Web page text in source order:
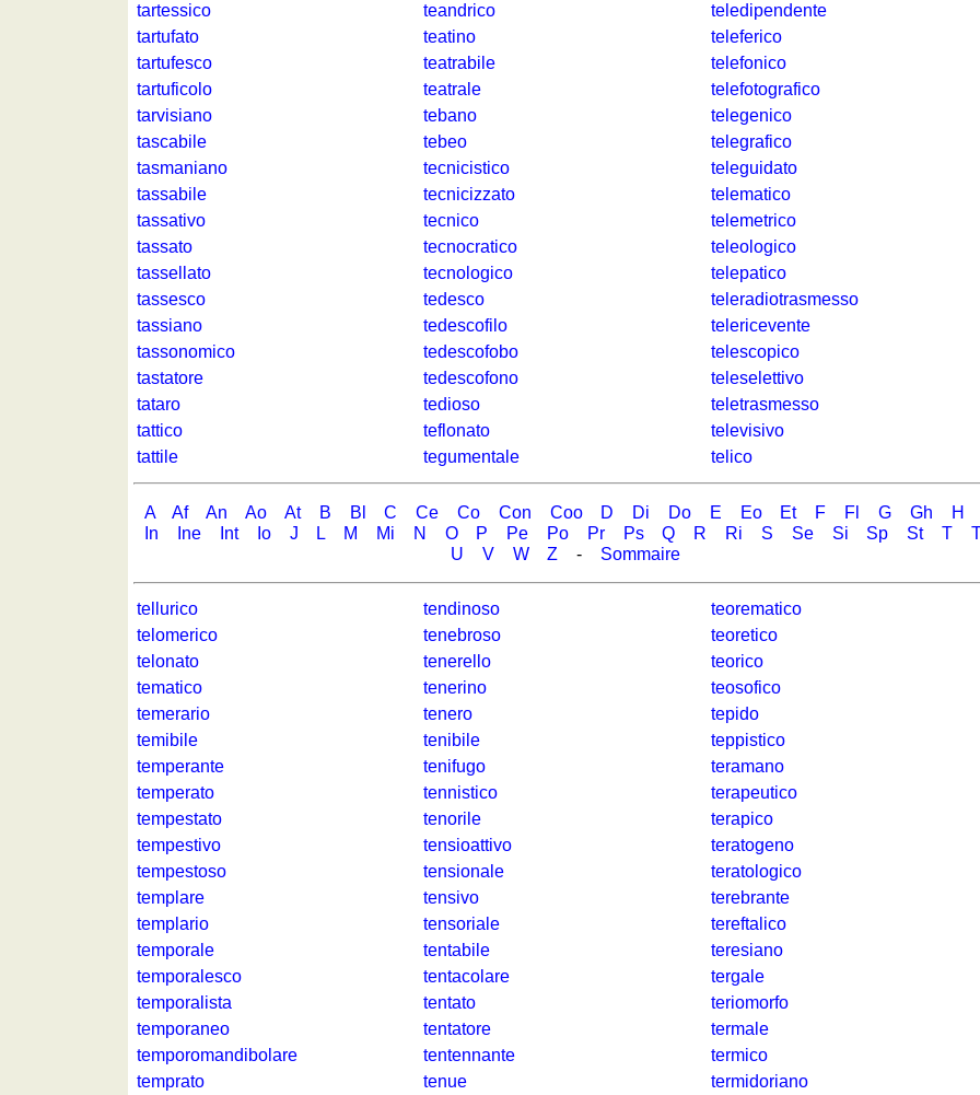
Géographie
géographie
mathématiques
tartessico
tartufato
tartufesco
tartuficolo
tarvisiano
tascabile
tasmaniano
tassabile
tassativo
tassato
tassellato
tassesco
tassiano
tassonomico
tastatore
tataro
tattico
tattile
teandrico
teatino
teatrabile
teatrale
tebano
tebeo
tecnicistico
tecnicizzato
tecnico
tecnocratico
tecnologico
tedesco
tedescofilo
tedescofobo
tedescofono
tedioso
teflonato
tegumentale
teledipendente
teleferico
telefonico
telefotografico
telegenico
telegrafico
teleguidato
telematico
telemetrico
teleologico
telepatico
teleradiotrasmesso
telericevente
telescopico
teleselettivo
teletrasmesso
televisivo
telico
A Af An Ao At B Bl C Ce Co Con Coo D Di Do E Eo Et F Fl G Gh
H
In
Ine Int Io J L M Mi N O P Pe Po Pr Ps Q R Ri S Se Si Sp St T
U
V W Z - Sommaire
tellurico
telomerico
telonato
tematico
temerario
temibile
temperante
temperato
tempestato
tempestivo
tempestoso
templare
templario
temporale
temporalesco
temporalista
temporaneo
temporomandibolare
temprato
tendinoso
tenebroso
tenerello
tenerino
tenero
tenibile
tenifugo
tennistico
tenorile
tensioattivo
tensionale
tensivo
tensoriale
tentabile
tentacolare
tentato
tentatore
tentennante
tenue
teorematico
teoretico
teorico
teosofico
tepido
teppistico
teramano
terapeutico
terapico
teratogeno
teratologico
terebrante
tereftalico
teresiano
tergale
teriomorfo
termale
termico
termidoriano